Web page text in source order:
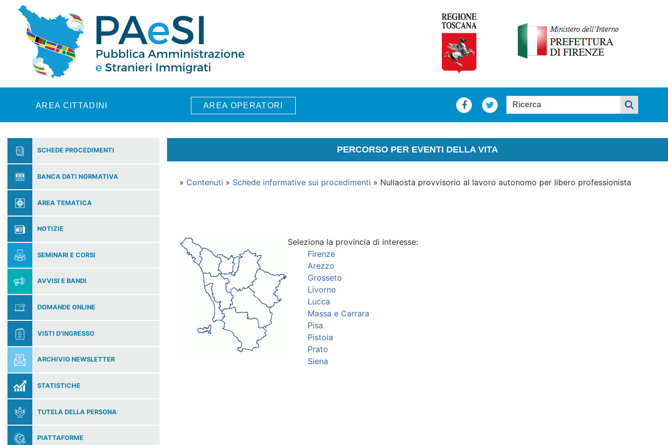
Skip to main content
AREA CITTADINI AREA OPERATORI
SCHEDE PROCEDIMENTI
BANCA DATI NORMATIVA
AREA TEMATICA
NOTIZIE
SEMINARI E CORSI
AVVISI E BANDI
DOMANDE ONLINE
VISTI D'INGRESSO
ARCHIVIO NEWSLETTER
STATISTICHE
TUTELA DELLA PERSONA
PIATTAFORME
PERCORSO PER EVENTI DELLA VITA
» Contenuti » Schede informative sui procedimenti » Nullaosta provvisorio al lavoro autonomo per libero professionista
Seleziona la provincia di interesse:
Firenze
Arezzo
Grosseto
Livorno
Lucca
Massa e Carrara
Pisa
Pistoia
Prato
Siena